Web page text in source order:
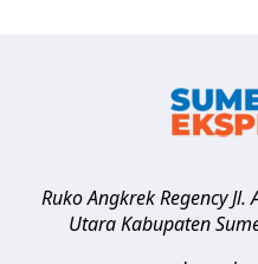
Ruko Angkrek Regency
Utara Kabupaten